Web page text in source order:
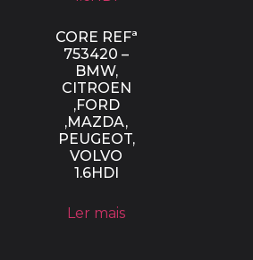
CORE REFª
753420 –
BMW,
CITROEN
,FORD
,MAZDA,
PEUGEOT,
VOLVO
1.6HDI
Ler mais